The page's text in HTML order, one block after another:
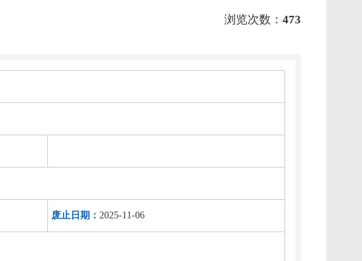
浏览次数： 473
废止日期： 2025-11-06